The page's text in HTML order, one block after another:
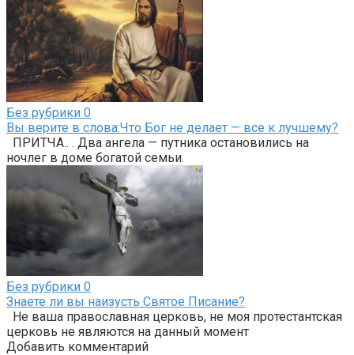
Без рубрики 0
Вы верите в слова:Что Бог не делает — все к лучшему?
ПРИТЧА.. . Два ангела — путника остановились на
ночлег в доме богатой семьи.
Без рубрики 0
Знаете ли вы наизусть Святое Писание?
Не ваша православная церковь, не моя протестантская
церковь не являются на данный момент
Добавить комментарий